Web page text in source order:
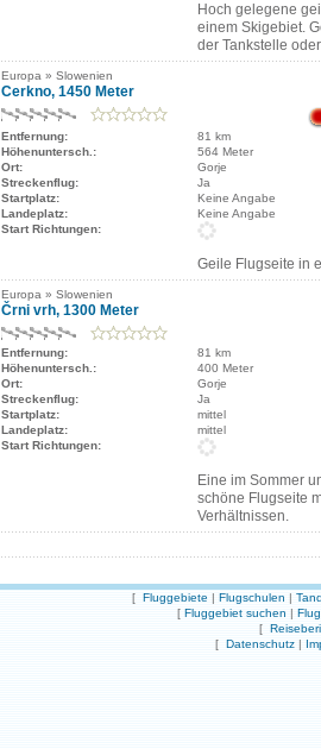
Hoch gelegene
einem Skigebiet.
der Tankstelle
Europa » Slowenien
Cerkno, 1450 Meter
Entfernung:
81 km
Höhenuntersch.:
564 Meter
Ort:
Gorje
Streckenflug:
Ja
Startplatz:
Keine Angabe
Landeplatz:
Keine Angabe
Start Richtungen:
Geile Flugseite in
Europa » Slowenien
Črni vrh, 1300 Meter
Entfernung:
81 km
Höhenuntersch.:
400 Meter
Ort:
Gorje
Streckenflug:
Ja
Startplatz:
mittel
Landeplatz:
mittel
Start Richtungen:
Eine im Sommer
schöne Flugseite
Verhältnissen.
[ Fluggebiete | Flugschulen |
[ Fluggebiet suchen |
[
[ Datenschutz |